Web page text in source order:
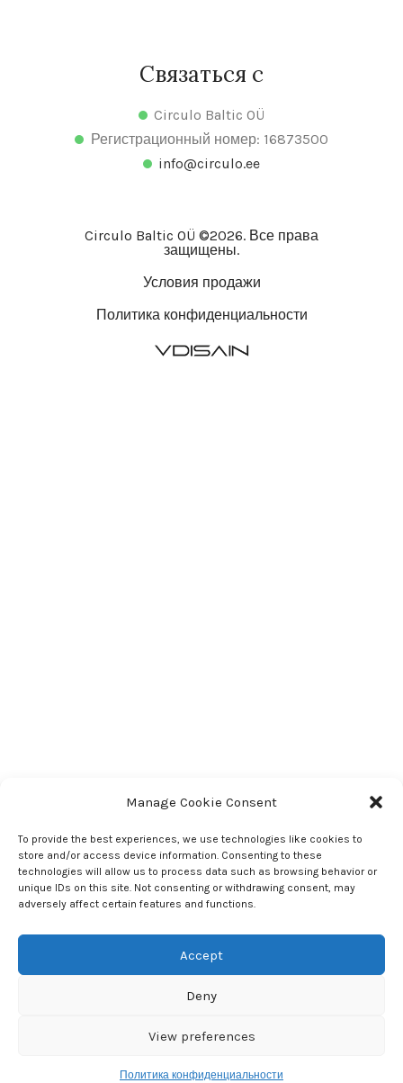
Manage Cookie Consent
To provide the best experiences, we use technologies like cookies to
store and/or access device information. Consenting to these
technologies will allow us to process data such as browsing behavior or
unique IDs on this site. Not consenting or withdrawing consent, may
adversely affect certain features and functions.
Accept
Deny
View preferences
Политика конфиденциальности
Связаться с
Circulo Baltic OÜ
Регистрационный номер: 16873500
info@circulo.ee
Circulo Baltic OÜ ©2026. Все права
защищены.
Условия продажи
Политика конфиденциальности